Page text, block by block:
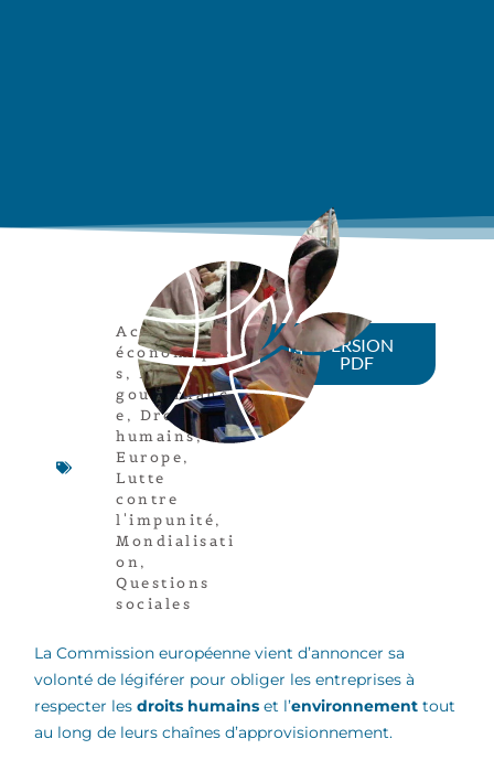
Acteurs
économique
s , Bonne
gouvernanc
e , Droits
humains,
Europe,
Lutte
contre
l'impunité,
Mondialisati
on,
Questions
sociales
VERSION
PDF
La Commission européenne vient d’annoncer sa
volonté de légiférer pour obliger les entreprises à
respecter lesdroits humains et l’environnementtout
au long de leurs chaînes d’approvisionnement.